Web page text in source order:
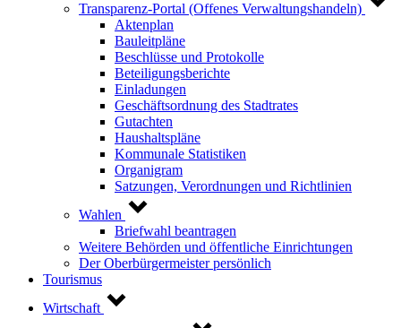
Transparenz-Portal (Offenes Verwaltungshandeln)
Aktenplan
Bauleitpläne
Beschlüsse und Protokolle
Beteiligungsberichte
Einladungen
Geschäftsordnung des Stadtrates
Gutachten
Haushaltspläne
Kommunale Statistiken
Organigram
Satzungen, Verordnungen und Richtlinien
Wahlen
Briefwahl beantragen
Weitere Behörden und öffentliche Einrichtungen
Der Oberbürgermeister persönlich
Tourismus
Wirtschaft